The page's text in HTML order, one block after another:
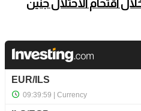
اقتحام الاحتلال جنين